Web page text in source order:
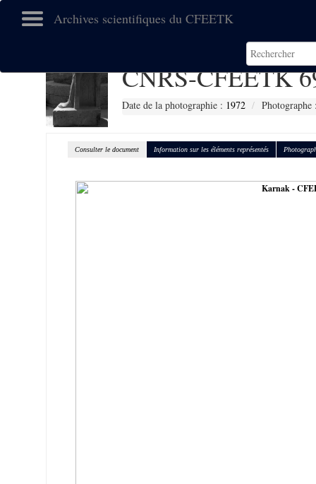
Archives scientifiques du CFEETK
CNRS-CFEETK
Date de la photographie : 1972
Consulter le document Information sur les éléments représentés